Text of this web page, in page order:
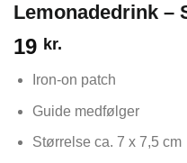
Lemonadedrink –
19 kr.
Iron-on patch
Guide medfølger
Størrelse ca. 7 x 7,5 cm